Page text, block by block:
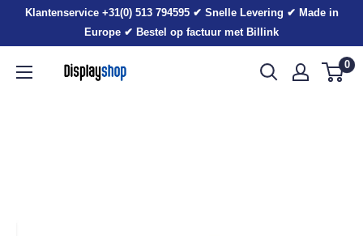
Klantenservice +31(0) 513 794595 ✔ Snelle Levering ✔ Made in
Europe ✔ Bestel op factuur met Billink
Displayshop.nl
0